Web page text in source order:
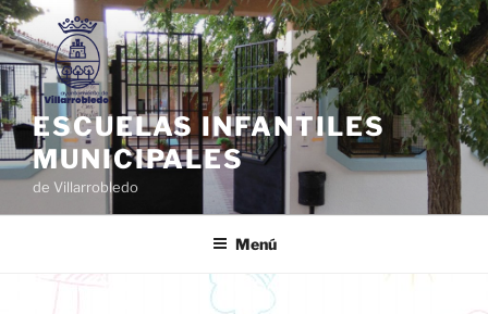
Saltar
al
contenido
ESCUELAS INFANTILES
MUNICIPALES
de Villarrobledo
Menú